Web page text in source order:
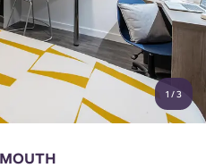
Llengua
ara
French
1 /3